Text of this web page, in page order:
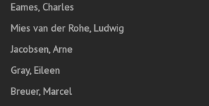
Eames, Charles
Mies van der Rohe, Ludwig
Jacobsen, Arne
Gray, Eileen
Breuer, Marcel